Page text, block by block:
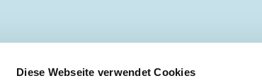
Diese Webseite verwendet Cookies